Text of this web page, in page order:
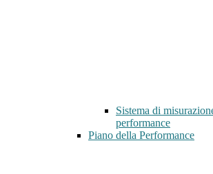
Sistema di
performance
Piano della Performance